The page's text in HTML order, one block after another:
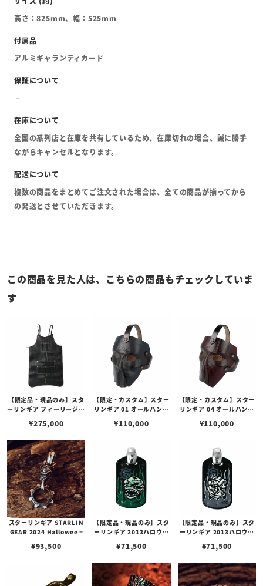
高さ：825mm、幅：525mm
アルミギャランティカード
全国の系列店と在庫を共有しているため、在庫切れの場合、誠に勝手
ながらキャンセルとなります。
複数の商品をまとめてご注文された場合は、全ての商品が揃ってから
の発送とさせていただきます。
この商品を見た人は、こちらの商品もチェックしていま
す
【限定品・現品のみ】スタ
ーリンギア フィーリージェ
ンビルフォールド w/スカ
¥275,000
【限定・カスタム】スター
リンギア 01 オールハンド
タンプ/ブラック
¥110,000
【限定・カスタム】スター
リンギア 04 オールハンド
タンプ/レッドブラウン
¥110,000
スターリンギア STARLIN
GEAR 2024 Halloween
ペンダント w/ギアフープ
¥93,500
【限定品・現品のみ】スタ
ーリンギア 2013ハロウィ
w/Mr.G/スワンプスター
¥71,500
【限定品・現品のみ】スタ
ーリンギア 2013ハロウィ
w/Mr.G/マミー
¥71,500